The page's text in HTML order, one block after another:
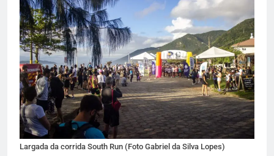
Largada da corrida South Run (Foto Gabriel da Silva Lopes)